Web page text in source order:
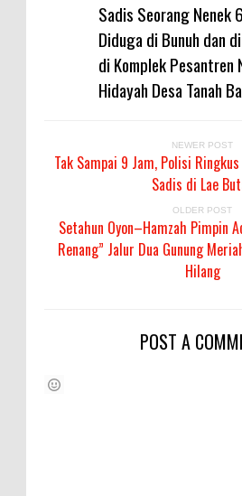
Sadis Seorang Nenek
Diduga di Bunuh dan
di Komplek Pesantren
Hidayah Desa Tanah
NEWER POST
Tak Sampai 9 Jam, Polisi
Sadis di Lae
OLDER POST
Setahun Oyon–Hamzah Pimpin
Renang” Jalur Dua Gunung
Hilang
POST A